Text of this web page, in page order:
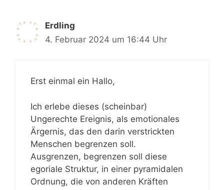
Erdling
4. Februar 2024 um 16:44 Uhr
Erst einmal ein Hallo,
Ich erlebe dieses (scheinbar)
Ungerechte Ereignis, als emotionales
Ärgernis, das den darin verstrickten
Menschen begrenzen soll.
Ausgrenzen, begrenzen soll diese
egoriale Struktur, in einer pyramidalen
Ordnung, die von anderen Kräften